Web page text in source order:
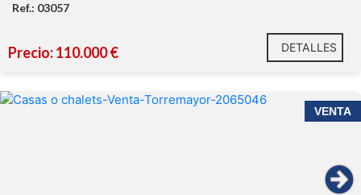
Ref.: 03057
Precio: 110.000 € DETALLES
VENTA